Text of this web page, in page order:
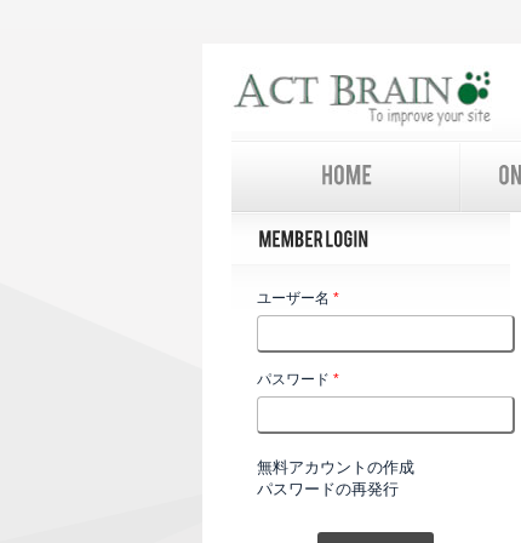
ユーザー名 *
パスワード *
無料アカウントの作成
パスワードの再発行